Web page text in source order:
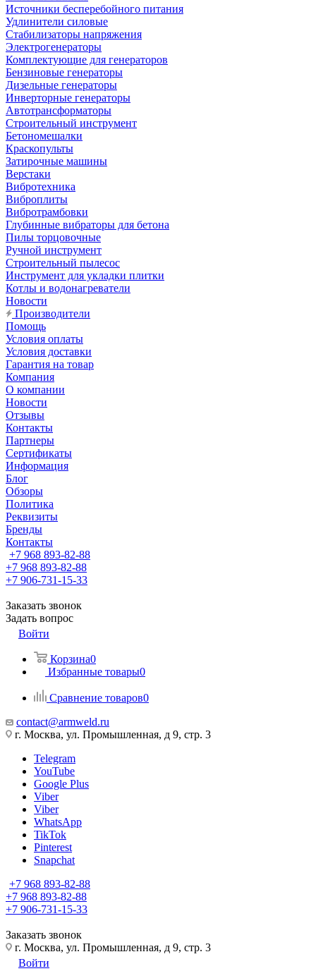
Источники бесперебойного питания
Удлинители силовые
Стабилизаторы напряжения
Электрогенераторы
Комплектующие для генераторов
Бензиновые генераторы
Дизельные генераторы
Инверторные генераторы
Автотрансформаторы
Строительный инструмент
Бетономешалки
Краскопульты
Затирочные машины
Верстаки
Вибротехника
Виброплиты
Вибротрамбовки
Глубинные вибраторы для бетона
Пилы торцовочные
Ручной инструмент
Строительный пылесос
Инструмент для укладки плитки
Котлы и водонагреватели
Новости
Производители
Помощь
Условия оплаты
Условия доставки
Гарантия на товар
Компания
О компании
Новости
Отзывы
Контакты
Партнеры
Сертификаты
Информация
Блог
Обзоры
Политика
Реквизиты
Бренды
Контакты
+7 968 893-82-88
+7 968 893-82-88
+7 906-731-15-33
Заказать звонок
Задать вопрос
Войти
Корзина0
Избранные товары0
Сравнение товаров0
contact@armweld.ru
г. Москва, ул. Промышленная, д 9, стр. 3
Telegram
YouTube
Google Plus
Viber
Viber
WhatsApp
TikTok
Pinterest
Snapchat
+7 968 893-82-88
+7 968 893-82-88
+7 906-731-15-33
Заказать звонок
г. Москва, ул. Промышленная, д 9, стр. 3
Войти